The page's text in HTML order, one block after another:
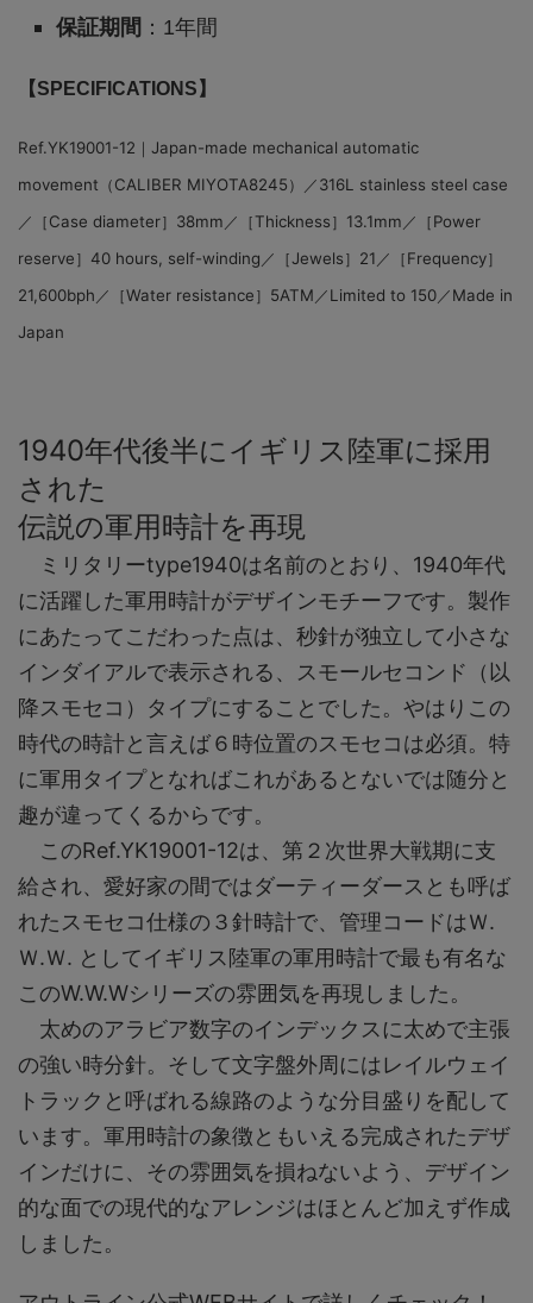
保証期間 ：1年間
【SPECIFICATIONS】
Ref.YK19001-12｜Japan-made mechanical automatic
movement（CALIBER MIYOTA8245）／316L stainless steel case
／［Case diameter］38mm／［Thickness］13.1mm／［Power
reserve］40 hours, self-winding／［Jewels］21／［Frequency］
21,600bph／［Water resistance］5ATM／Limited to 150／Made in
Japan
1940年代後半にイギリス陸軍に採用
された
伝説の軍用時計を再現
ミリタリーtype1940は名前のとおり、1940年代
に活躍した軍用時計がデザインモチーフです。製作
にあたってこだわった点は、秒針が独立して小さな
インダイアルで表示される、スモールセコンド（以
降スモセコ）タイプにすることでした。やはりこの
時代の時計と言えば６時位置のスモセコは必須。特
に軍用タイプとなればこれがあるとないでは随分と
趣が違ってくるからです。
このRef.YK19001-12は、第２次世界大戦期に支
給され、愛好家の間ではダーティーダースとも呼ば
れたスモセコ仕様の３針時計で、管理コードはＷ.
Ｗ.Ｗ. としてイギリス陸軍の軍用時計で最も有名な
このW.W.Wシリーズの雰囲気を再現しました。
太めのアラビア数字のインデックスに太めで主張
の強い時分針。そして文字盤外周にはレイルウェイ
トラックと呼ばれる線路のような分目盛りを配して
います。軍用時計の象徴ともいえる完成されたデザ
インだけに、その雰囲気を損ねないよう、デザイン
的な面での現代的なアレンジはほとんど加えず作成
しました。